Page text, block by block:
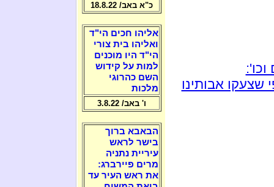
אבותינו
כ"א באב/ 18.8.22
אליהו חכים הי"ד
ואליהו בית צורי
הי"ד היו מוכנים
למות על קידוש
השם כהרוגי
מלכות
ו' באב/ 3.8.22
הבאבא ברוך
בישר לראש
עיריית נתניה
מרים פיירברג:
את ראש העיר עד